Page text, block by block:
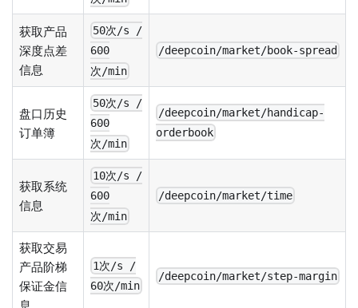
获取产品
深度点差
信息
50次/s /
600
次/min
/deepcoin/market/book-spread
盘口历史
订单簿
50次/s /
600
次/min
/deepcoin/market/handicap-
orderbook
获取系统
信息
10次/s /
600
次/min
/deepcoin/market/time
获取交易
产品阶梯
保证金信
息
1次/s /
60次/min
/deepcoin/market/step-margin